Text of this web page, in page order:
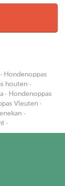
· Hondenoppas
houten ·
· Hondenoppas
Vleuten ·
·
·